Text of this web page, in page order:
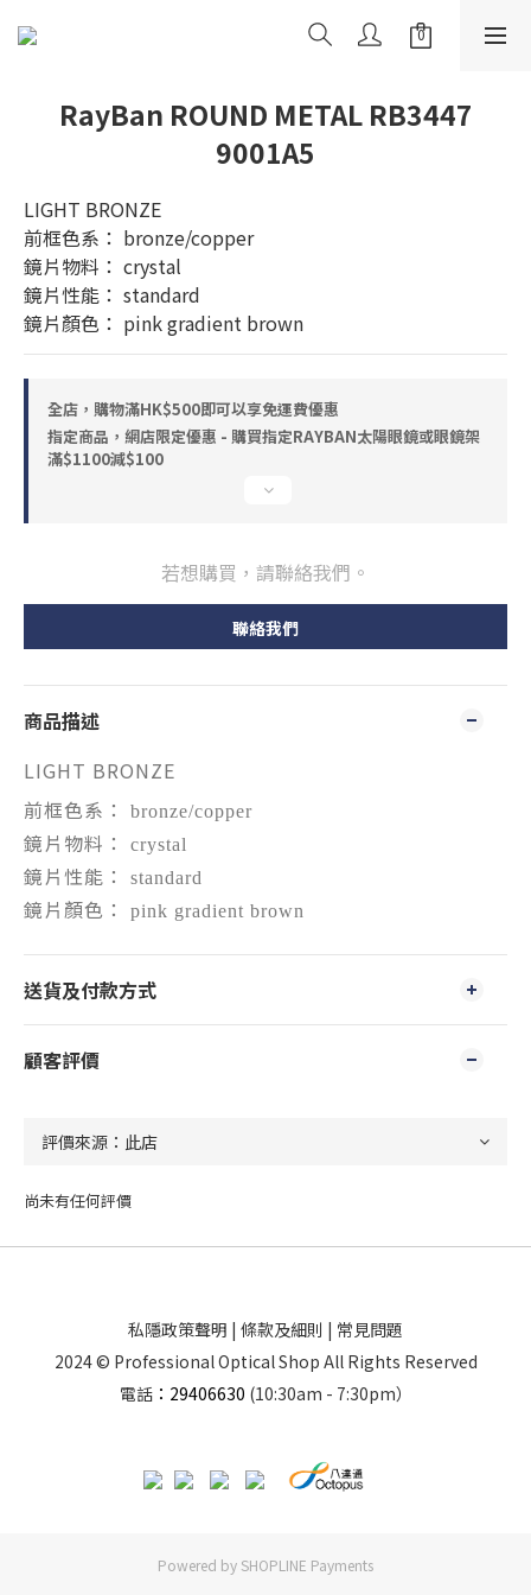
RayBan ROUND METAL RB3447
9001A5
LIGHT BRONZE
前框色系： bronze/copper
鏡片物料： crystal
鏡片性能： standard
鏡片顏色： pink gradient brown
全店，購物滿HK$500即可以享免運費優惠
指定商品，網店限定優惠 - 購買指定RAYBAN太陽眼鏡或眼鏡架
滿$1100減$100
若想購買，請聯絡我們。
聯絡我們
商品描述
LIGHT BRONZE
前框色系：
bronze/copper
鏡片物料： crystal
鏡片性能： standard
鏡片顏色： pink gradient brown
送貨及付款方式
顧客評價
尚未有任何評價
私隱政策聲明 | 條款及細則 | 常見問題
2024 © Professional Optical Shop All Rights Reserved
電話：29406630 (10:30am - 7:30pm）
Powered by SHOPLINE Payments